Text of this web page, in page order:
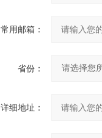
常用邮箱：
省份：
详细地址：